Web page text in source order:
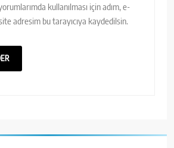
kullanılması için adım, e-
adresim bu tarayıcıya kaydedilsin.